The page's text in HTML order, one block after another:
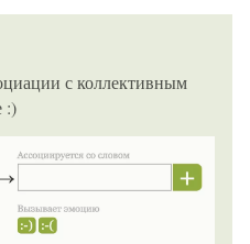
с коллективным
:)